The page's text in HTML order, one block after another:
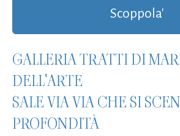
Scoppola'
GALLERIA TRATTI DI
DELL'ARTE
SALE VIA VIA CHE SI
PROFONDITÀ